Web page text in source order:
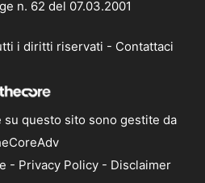
n. 62 del 07.03.2001
i diritti riservati - Contattaci
questo sito sono gestite da
- Privacy Policy - Disclaimer